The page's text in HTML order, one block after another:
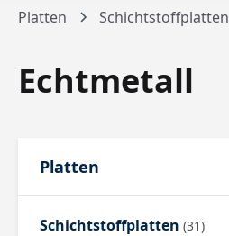
Platten Schichtstoffplatten
Echtmetall
Platten
Schichtstoffplatten (31)